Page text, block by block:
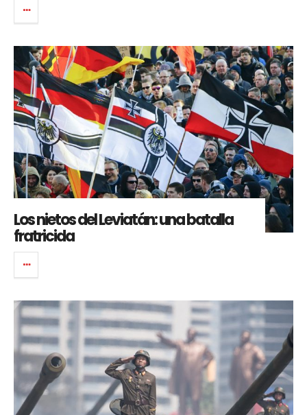
Los nietos del Leviatán: una batalla
fratricida